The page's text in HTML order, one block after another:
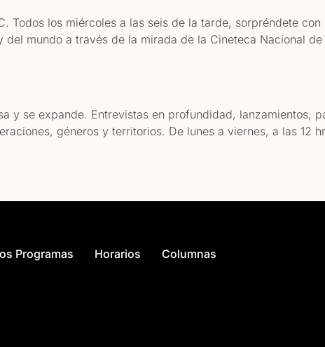
Todos los miércoles a las seis de la tarde, sorpréndete
mundo a través de la mirada de la Cineteca Nacional
y se expande. Entrevistas en profundidad, lanzamientos,
géneros y territorios. De lunes a viernes, a las 12
Programas Horarios Columnas